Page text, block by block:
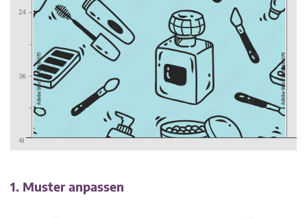
1. Muster anpassen